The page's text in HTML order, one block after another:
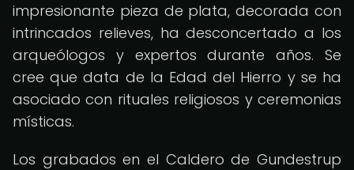
impresionante pieza de plata, decorada con
intrincados relieves, ha desconcertado a los
arqueólogos y expertos durante años. Se
cree que data de la Edad del Hierro y se ha
asociado con rituales religiosos y ceremonias
místicas.
Los grabados en el Caldero de Gundestrup